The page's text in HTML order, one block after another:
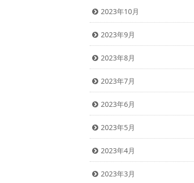
2023年10月
2023年9月
2023年8月
2023年7月
2023年6月
2023年5月
2023年4月
2023年3月